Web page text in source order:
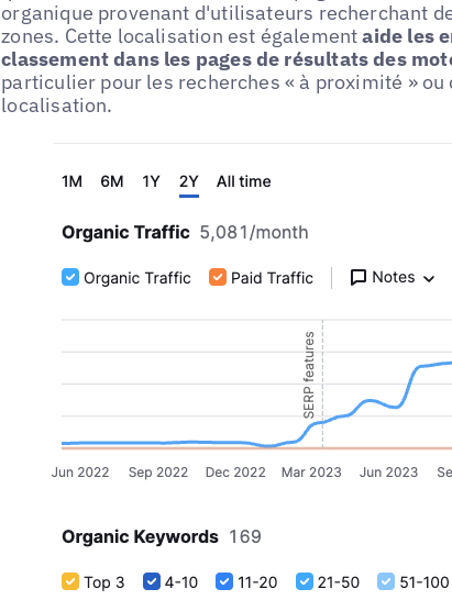
organique provenant d'utilisateurs recherchant
zones. Cette localisation est égalementaide les
classement dans les pages de résultats des
particulier pour les recherches « à proximité »
localisation.